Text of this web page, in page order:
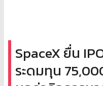
SpaceX ยื่น
ระดมทุน